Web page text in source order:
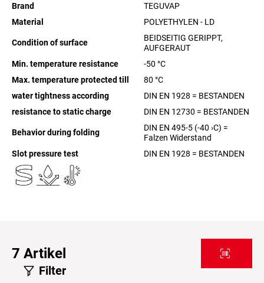
Brand
TEGUVAP
Material
POLYETHYLEN - LD
Condition of surface
BEIDSEITIG GERIPPT,
AUFGERAUT
Min. temperature resistance
-50 °C
Max. temperature protected till
80 °C
water tightness according
DIN EN 1928 = BESTANDEN
resistance to static charge
DIN EN 12730 = BESTANDEN
Behavior during folding
DIN EN 495-5 (-40 ›C) =
Falzen Widerstand
Slot pressure test
DIN EN 1928 = BESTANDEN
7 Artikel
Filter